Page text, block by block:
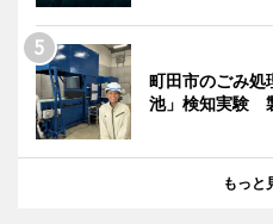
町田市のごみ処
池」検知実験
もっと